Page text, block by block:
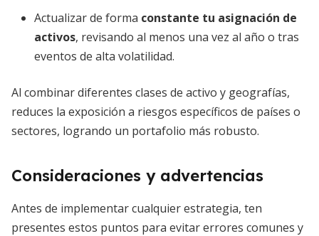
Actualizar de forma constante tu asignación de
activos, revisando al menos una vez al año o tras
eventos de alta volatilidad.
Al combinar diferentes clases de activo y geografías,
reduces la exposición a riesgos específicos de países o
sectores, logrando un portafolio más robusto.
Consideraciones y advertencias
Antes de implementar cualquier estrategia, ten
presentes estos puntos para evitar errores comunes y